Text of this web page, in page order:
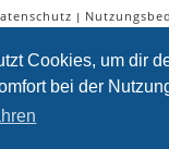
Cookies, um dir
bei der
|
|SEO Online Tools
Beratung|Backlinks
gratis